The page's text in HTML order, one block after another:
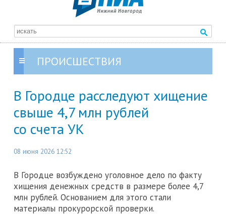
ПРОИСШЕСТВИЯ
В Городце расследуют хищение
свыше 4,7 млн рублей
со счета УК
08 июня 2026 12:52
В Городце возбуждено уголовное дело по факту
хищения денежных средств в размере более 4,7
млн рублей. Основанием для этого стали
материалы прокурорской проверки.